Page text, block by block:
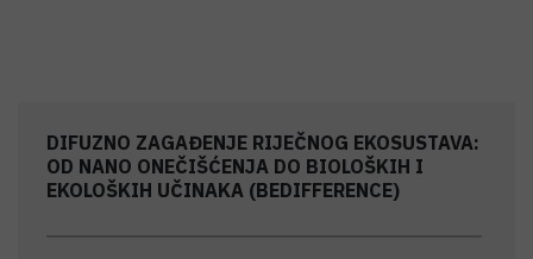
DIFUZNO ZAGAĐENJE RIJEČNOG EKOSUSTAVA:
OD NANO ONEČIŠĆENJA DO BIOLOŠKIH I
EKOLOŠKIH UČINAKA (BEDIFFERENCE)